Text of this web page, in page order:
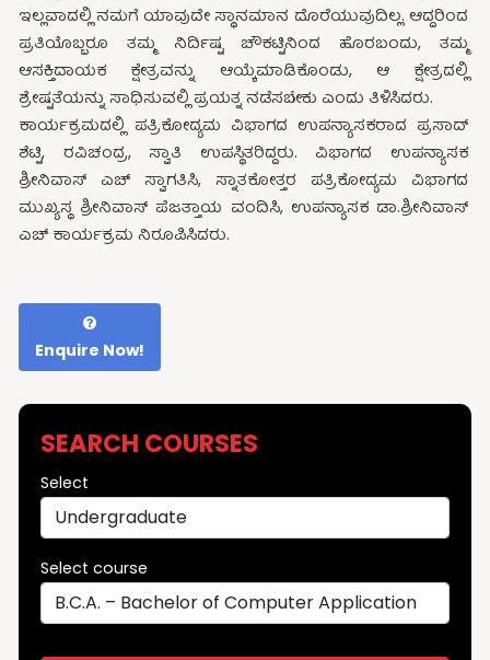
ಇಲ್ಲವಾದಲ್ಲಿ ನಮಗೆ ಯಾವುದೇ ಸ್ಥಾನಮಾನ ದೊರೆಯುವುದಿಲ್ಲ. ಆದ್ದರಿಂದ
ಪ್ರತಿಯೊಬ್ಬರೂ ತಮ್ಮ ನಿರ್ದಿಷ್ಟ ಚೌಕಟ್ಟಿನಿಂದ ಹೊರಬಂದು, ತಮ್ಮ
ಆಸಕ್ತಿದಾಯಕ ಕ್ಷೇತ್ರವನ್ನು ಆಯ್ಕೆಮಾಡಿಕೊಂಡು, ಆ ಕ್ಷೇತ್ರದಲ್ಲಿ
ಶ್ರೇಷ್ಟತೆಯನ್ನು ಸಾಧಿಸುವಲ್ಲಿ ಪ್ರಯತ್ನ ನಡೆಸಬೇಕು ಎಂದು ತಿಳಿಸಿದರು.
ಕಾರ್ಯಕ್ರಮದಲ್ಲಿ ಪತ್ರಿಕೋದ್ಯಮ ವಿಭಾಗದ ಉಪನ್ಯಾಸಕರಾದ ಪ್ರಸಾದ್
ಶೆಟ್ಟಿ, ರವಿಚಂದ್ರ, ಸ್ವಾತಿ ಉಪಸ್ಥಿತರಿದ್ದರು. ವಿಭಾಗದ ಉಪನ್ಯಾಸಕ
ಶ್ರೀನಿವಾಸ್ ಎಚ್ ಸ್ವಾಗತಿಸಿ, ಸ್ನಾತಕೋತ್ತರ ಪತ್ರಿಕೋದ್ಯಮ ವಿಭಾಗದ
ಮುಖ್ಯಸ್ಥ ಶ್ರೀನಿವಾಸ್ ಪೆಜತ್ತಾಯ ವಂದಿಸಿ, ಉಪನ್ಯಾಸಕ ಡಾ.ಶ್ರೀನಿವಾಸ್
ಎಚ್ ಕಾರ್ಯಕ್ರಮ ನಿರೂಪಿಸಿದರು.
Enquire Now!
SEARCH COURSES
Select
Select course